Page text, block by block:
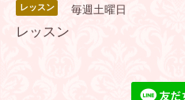
レッスン 毎週土曜日
レッスン